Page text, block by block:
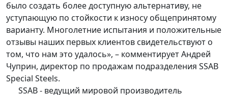
было создать более доступную альтернативу, не
уступающую по стойкости к износу общепринятому
варианту. Многолетние испытания и положительные
отзывы наших первых клиентов свидетельствуют о
том, что нам это удалось», – комментирует Андрей
Чуприн, директор по продажам подразделения SSAB
Special Steels.
SSAB - ведущий мировой производитель